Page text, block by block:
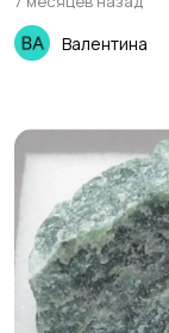
Валентина